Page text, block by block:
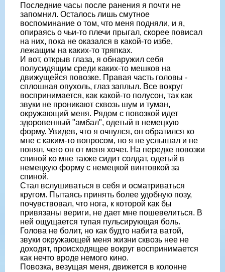
Последние часы после ранения я почти не
запомнил. Осталось лишь смутное
воспоминание о том, что меня подняли, и я,
опираясь о чьи-то плечи прыгал, скорее повисал
на них, пока не оказался в какой-то избе,
лежащим на каких-то тряпках.
И вот, открыв глаза, я обнаружил себя
полусидящим среди каких-то мешков на
движущейся повозке. Правая часть головы -
сплошная опухоль, глаз заплыл. Все вокруг
воспринимается, как какой-то полусон, так как
звуки не проникают сквозь шум и туман,
окружающий меня. Рядом с повозкой идет
здоровенный "амбал", одетый в немецкую
форму. Увидев, что я очнулся, он обратился ко
мне с каким-то вопросом, но я не услышал и не
понял, чего он от меня хочет. На передке повозки
спиной ко мне также сидит солдат, одетый в
немецкую форму с немецкой винтовкой за
спиной.
Стал вслушиваться в себя и осматриваться
кругом. Пытаясь принять более удобную позу,
почувствовал, что нога, к которой как бы
привязаны вериги, не дает мне пошевелиться. В
ней ощущается тупая пульсирующая боль.
Голова не болит, но как будто набита ватой,
звуки окружающей меня жизни сквозь нее не
доходят, происходящее вокруг воспринимается
как нечто вроде немого кино.
Повозка, везущая меня, движется в колонне